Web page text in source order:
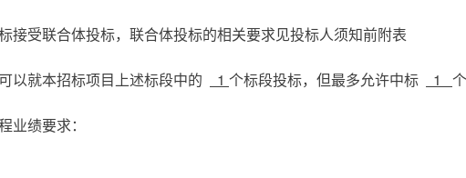
受联合体投标，联合体投标的相关要求见投标人须知前附表
就本招标项目上述标段中的 1 个标段投标，但最多允许中标 1
绩要求：